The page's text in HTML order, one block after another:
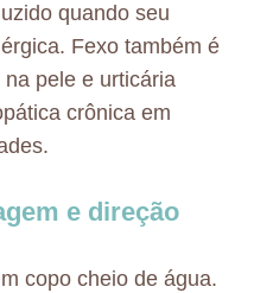
quando seu
Fexo também é
pele e urticária
crônica em
e direção
copo cheio de água.